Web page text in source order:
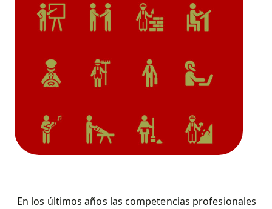
En los últimos años las competencias profesionales